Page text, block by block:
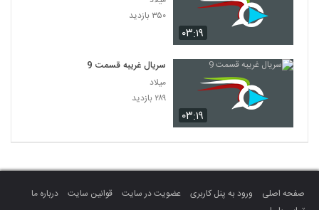
۰۳:۱۹
۳۵۰ بازدید
۰۳:۱۹
سریال غریبه قسمت 9
میلاد
۲۸۹ بازدید
صفحه اصلی ورود به پنل کاربری عضویت در سایت قوانین سایت
درباره ما